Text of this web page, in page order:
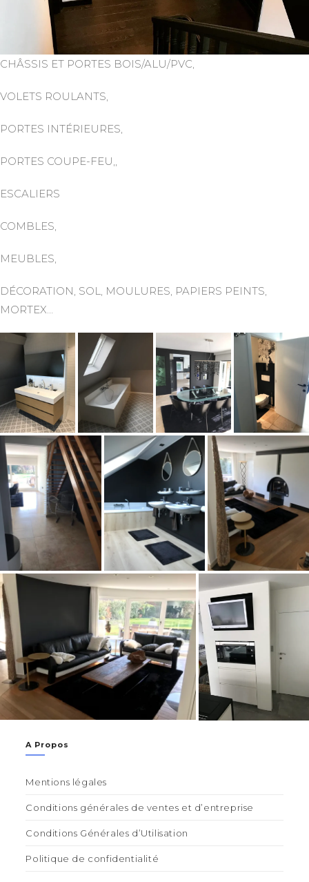
CHÂSSIS ET PORTES BOIS/ALU/PVC,
VOLETS ROULANTS,
PORTES INTÉRIEURES,
PORTES COUPE-FEU,,
ESCALIERS
COMBLES,
MEUBLES,
DÉCORATION, SOL, MOULURES, PAPIERS PEINTS,
MORTEX…
A Propos
Mentions légales
Conditions générales de ventes et d’entreprise
Conditions Générales d’Utilisation
Politique de confidentialité